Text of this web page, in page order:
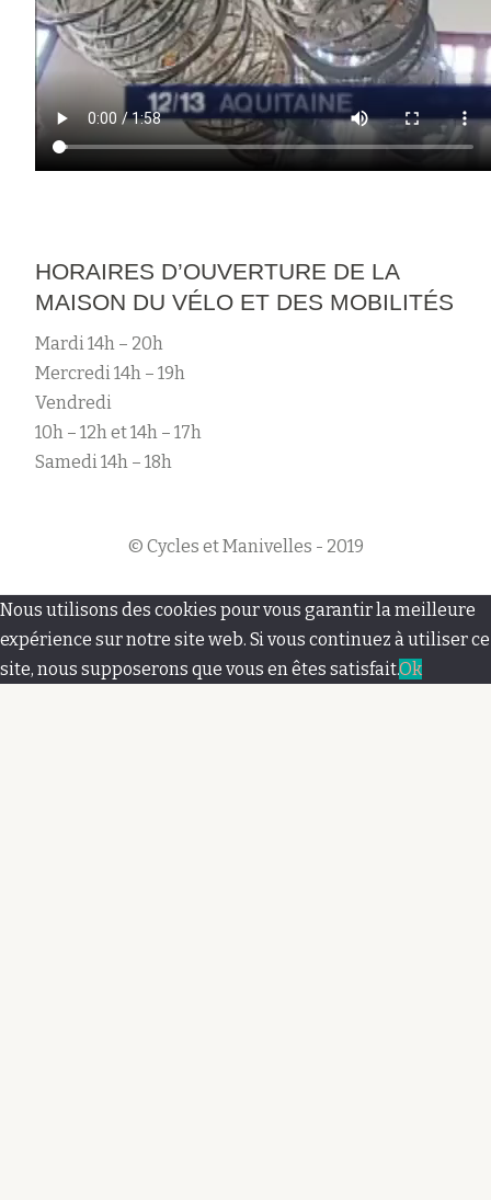
HORAIRES D’OUVERTURE DE LA
MAISON DU VÉLO ET DES MOBILITÉS
Mardi 14h – 20h
Mercredi 14h – 19h
Vendredi
10h – 12h et 14h – 17h
Samedi 14h – 18h
© Cycles et Manivelles - 2019
M
e
n
Nous utilisons des cookies pour vous garantir la meilleure
expérience sur notre site web. Si vous continuez à utiliser ce
site, nous supposerons que vous en êtes satisfait.Ok